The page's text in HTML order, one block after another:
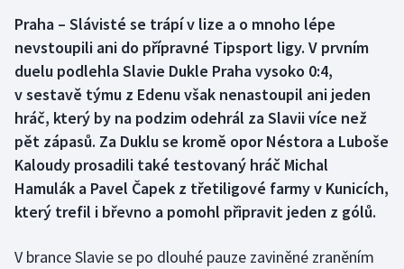
Boby a skeleton
Box
Curling
Dostihy
Florbal
Futsal
AZ kvíz
Praha – Slávisté se trápí v lize a o mnoho lépe
nevstoupili ani do přípravné Tipsport ligy. V prvním
duelu podlehla Slavie Dukle Praha vysoko 0:4,
v sestavě týmu z Edenu však nenastoupil ani jeden
hráč, který by na podzim odehrál za Slavii více než
pět zápasů. Za Duklu se kromě opor Néstora a Luboše
Kaloudy prosadili také testovaný hráč Michal
Hamulák a Pavel Čapek z třetiligové farmy v Kunicích,
který trefil i břevno a pomohl připravit jeden z gólů.
V brance Slavie se po dlouhé pauze zaviněné zraněním